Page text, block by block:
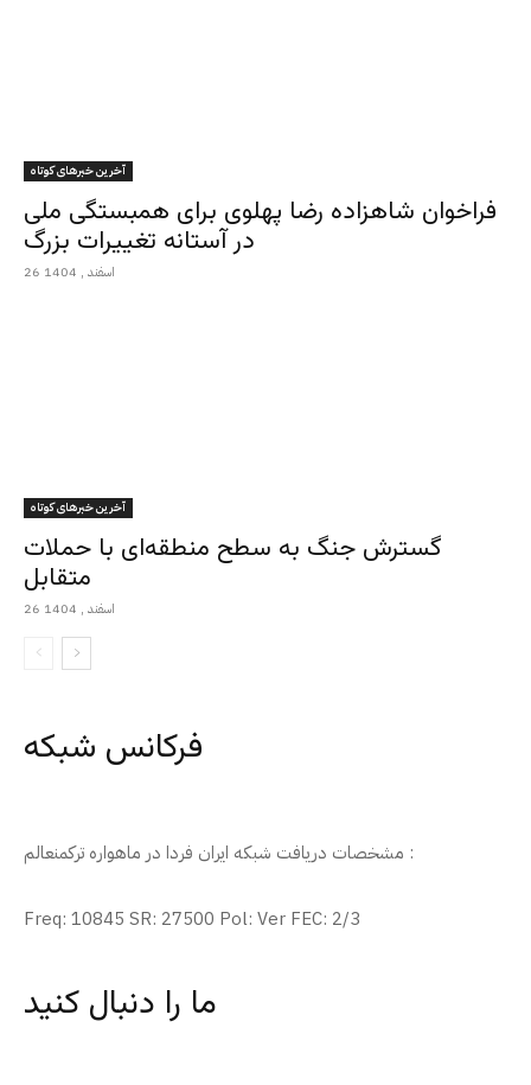
آخرین خبرهای کوتاه
فراخوان شاهزاده رضا پهلوی برای همبستگی ملی
در آستانه تغییرات بزرگ
26 اسفند , 1404
آخرین خبرهای کوتاه
گسترش جنگ به سطح منطقه‌ای با حملات
متقابل
26 اسفند , 1404
فرکانس شبکه
مشخصات دریافت شبکه ایران فردا در ماهواره ترکمنعالم :
Freq: 10845 SR: 27500 Pol: Ver FEC: 2/3
ما را دنبال کنید